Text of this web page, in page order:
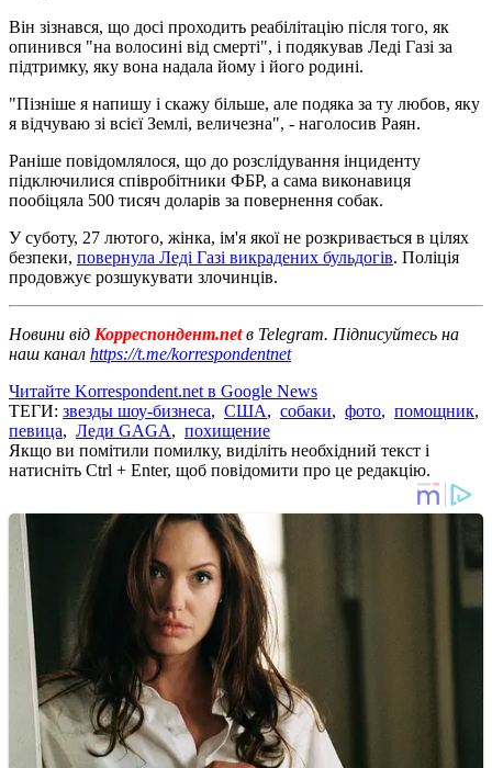
Він зізнався, що досі проходить реабілітацію після того, як
опинився "на волосині від смерті", і подякував Леді Газі за
підтримку, яку вона надала йому і його родині.
"Пізніше я напишу і скажу більше, але подяка за ту любов, яку
я відчуваю зі всієї Землі, величезна", - наголосив Раян.
Раніше повідомлялося, що до розслідування інциденту
підключилися співробітники ФБР, а сама виконавиця
пообіцяла 500 тисяч доларів за повернення собак.
У суботу, 27 лютого, жінка, ім'я якої не розкривається в цілях
безпеки, повернула Леді Газі викрадених бульдогів. Поліція
продовжує розшукувати злочинців.
Новини від Корреспондент.netв Telegram. Підписуйтесь на
наш канал https://t.me/korrespondentnet
Читайте Korrespondent.net в Google News
ТЕГИ: звезды шоу-бизнеса, США, собаки, фото, помощник,
певица, Леди GAGA, похищение
Якщо ви помітили помилку, виділіть необхідний текст і
натисніть Ctrl + Enter, щоб повідомити про це редакцію.